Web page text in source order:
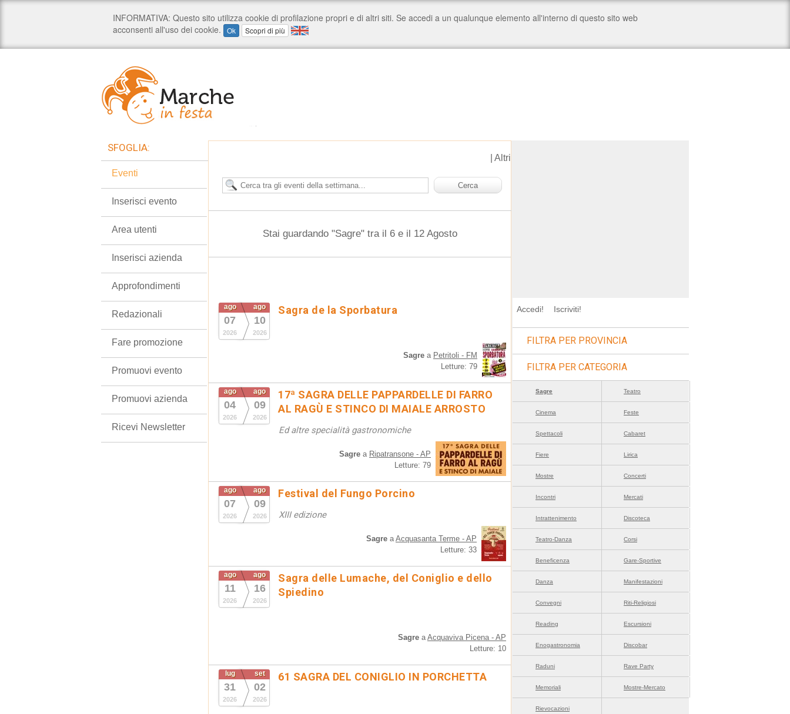
Altri
Stai guardando "Sagre" tra il 6 e il 12 Agosto
ago
07
2026
ago
10
2026
Sagra de la Sporbatura
Sagre a Petritoli - FM
Letture: 79
ago
04
2026
ago
09
2026
17ª SAGRA DELLE PAPPARDELLE DI FARRO
AL RAGÙ E STINCO DI MAIALE ARROSTO
Ed altre specialità gastronomiche
Sagre a Ripatransone - AP
Letture: 79
ago
07
2026
ago
09
2026
Festival del Fungo Porcino
XIII edizione
Sagre aAcquasanta Terme - AP
Letture: 33
ago
11
2026
ago
16
2026
Sagra delle Lumache, del Coniglio e dello
Spiedino
Sagre aAcquaviva Picena - AP
Letture: 10
lug
31
2026
set
02
2026
61 SAGRA DEL CONIGLIO IN PORCHETTA
SFOGLIA:
Eventi
Inserisci evento
Area utenti
Inserisci azienda
Approfondimenti
Redazionali
Fare promozione
Promuovi evento
Promuovi azienda
Ricevi Newsletter
Accedi! Iscriviti!
FILTRA PER PROVINCIA
FILTRA PER CATEGORIA
Sagre Teatro
Cinema Feste
Spettacoli Cabaret
Fiere Lirica
Mostre Concerti
Incontri Mercati
Intrattenimento Discoteca
Teatro-Danza Corsi
Beneficenza Gare-Sportive
Danza Manifestazioni
Convegni Riti-Religiosi
Reading Escursioni
Enogastronomia Discobar
Raduni Rave Party
Memoriali Mostre-Mercato
Rievocazioni